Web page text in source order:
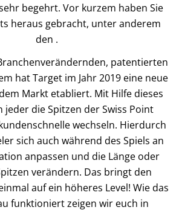
begehrt. Vor kurzem haben Sie
heraus gebracht, unter anderem
den .
patentierten
hat Target im Jahr 2019 eine neue
Markt etabliert. Mit Hilfe dieses
jeder die Spitzen der Swiss Point
wechseln. Hierdurch
sich auch während des Spiels an
anpassen und die Länge oder
verändern. Das bringt den
auf ein höheres Level! Wie das
funktioniert zeigen wir euch in